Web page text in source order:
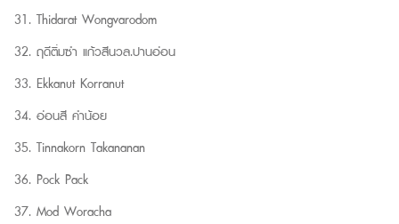
Thidarat Wongvarodom
ฤดีติ่มซำ แก้วสีนวล.ปานอ่อน
Ekkanut Korranut
อ่อนสี คําน้อย
Tinnakorn Takananan
Pock Pack
Mod Woracha